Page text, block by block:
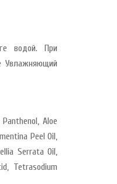
водой. При
Увлажняющий
Aloe
Peel Oil,
Serrata Oil,
Tetrasodium